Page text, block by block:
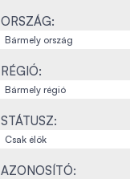
ORSZÁG:
RÉGIÓ:
STÁTUSZ:
AZONOSÍTÓ: